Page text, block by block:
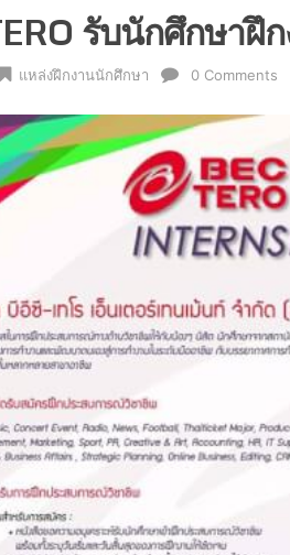
รับนักศึกษาฝึ
แหล่งฝึกงานนักศึกษา 0 Comments